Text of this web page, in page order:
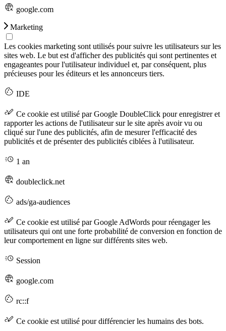
google.com
Marketing
Les cookies marketing sont utilisés pour suivre les utilisateurs sur les
sites web. Le but est d'afficher des publicités qui sont pertinentes et
engageantes pour l'utilisateur individuel et, par conséquent, plus
précieuses pour les éditeurs et les annonceurs tiers.
IDE
Ce cookie est utilisé par Google DoubleClick pour enregistrer et
rapporter les actions de l'utilisateur sur le site après avoir vu ou
cliqué sur l'une des publicités, afin de mesurer l'efficacité des
publicités et de présenter des publicités ciblées à l'utilisateur.
1 an
doubleclick.net
ads/ga-audiences
Ce cookie est utilisé par Google AdWords pour réengager les
utilisateurs qui ont une forte probabilité de conversion en fonction de
leur comportement en ligne sur différents sites web.
Session
google.com
rc::f
Ce cookie est utilisé pour différencier les humains des bots.